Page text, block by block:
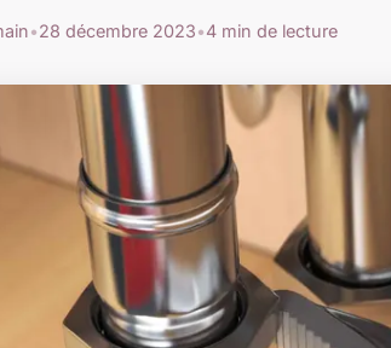
•28 décembre 2023•4 min de lecture